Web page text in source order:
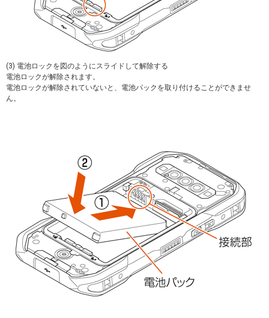
(3) 電池ロックを図のようにスライドして解除する
電池ロックが解除されます。
電池ロックが解除されていないと、電池パックを取り付けることができませ
ん。